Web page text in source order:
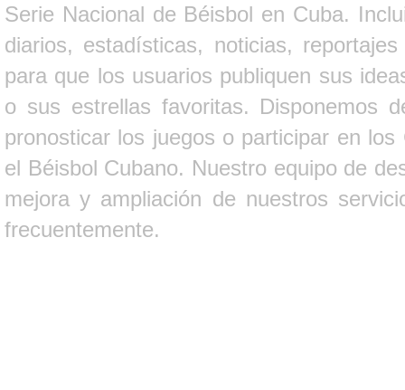
Serie Nacional de Béisbol en Cuba.
diarios, estadísticas, noticias,
para que los usuarios publiquen sus
o sus estrellas favoritas. Disponemos
pronosticar los juegos o participar en
el Béisbol Cubano. Nuestro equipo de
mejora y ampliación de nuestros
frecuentemente.